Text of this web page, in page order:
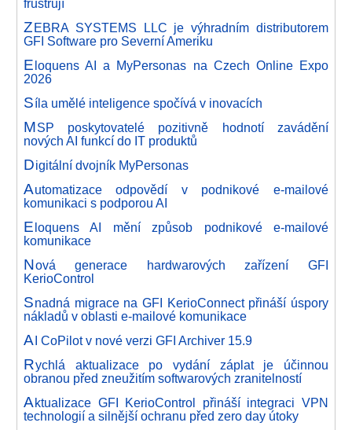
frustrují
ZEBRA SYSTEMS LLC je výhradním distributorem
GFI Software pro Severní Ameriku
Eloquens AI a MyPersonas na Czech Online Expo
2026
Síla umělé inteligence spočívá v inovacích
MSP poskytovatelé pozitivně hodnotí zavádění
nových AI funkcí do IT produktů
Digitální dvojník MyPersonas
Automatizace odpovědí v podnikové e-mailové
komunikaci s podporou AI
Eloquens AI mění způsob podnikové e-mailové
komunikace
Nová generace hardwarových zařízení GFI
KerioControl
Snadná migrace na GFI KerioConnect přináší úspory
nákladů v oblasti e-mailové komunikace
AI CoPilot v nové verzi GFI Archiver 15.9
Rychlá aktualizace po vydání záplat je účinnou
obranou před zneužitím softwarových zranitelností
Aktualizace GFI KerioControl přináší integraci VPN
technologií a silnější ochranu před zero day útoky